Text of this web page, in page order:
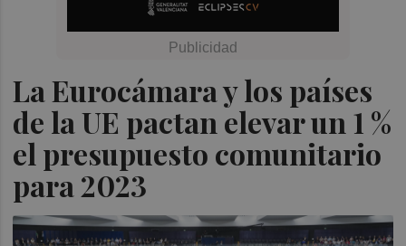
La Eurocámara y los países
de la UE pactan elevar un 1 %
el presupuesto comunitario
para 2023